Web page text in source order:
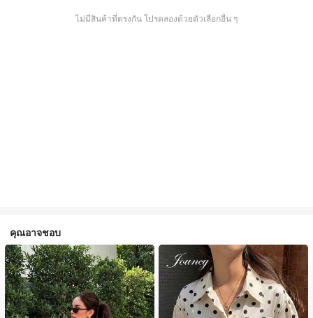
ไม่มีสินค้าที่ตรงกัน โปรดลองด้วยตัวเลือกอื่น ๆ
คุณอาจชอบ